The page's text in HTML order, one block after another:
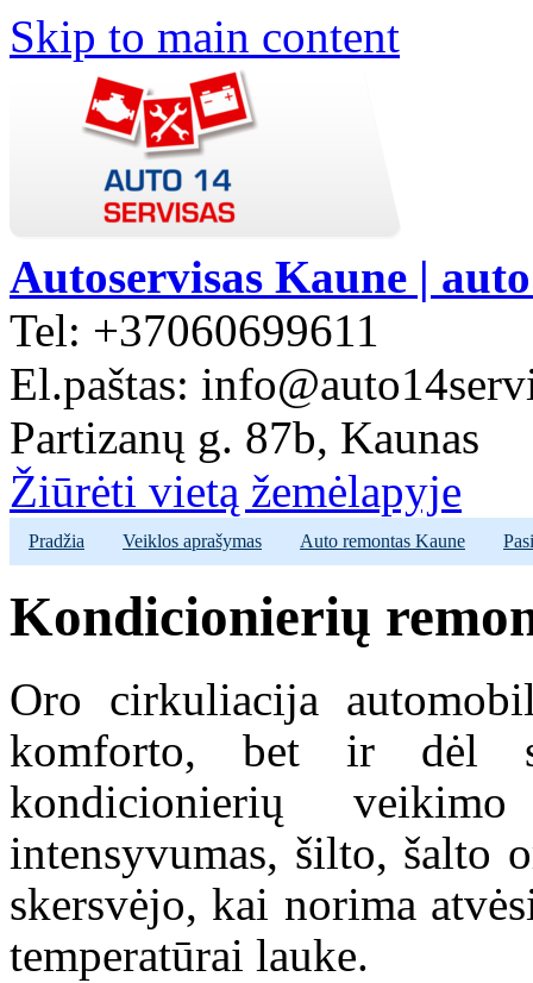
Skip to main content
Autoservisas Kaune |
Tel: +37060699611
El.paštas:
Partizanų g. 87b, Kaunas
Žiūrėti vietą žemėlapyje
Pradžia Veiklos aprašymas Auto remontas Kaune
Kondicionierių
Oro cirkuliacija
komforto, bet ir dėl
kondicionierių
intensyvumas, šilto, šalto
skersvėjo, kai norima
temperatūrai lauke.